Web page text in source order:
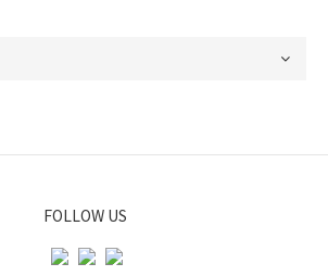
FOLLOW US